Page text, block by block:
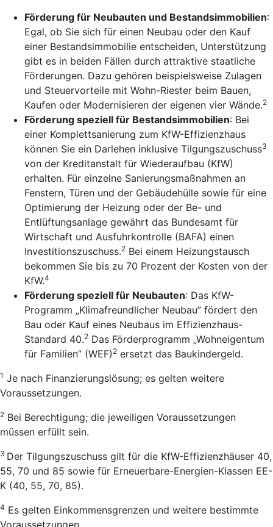
Förderung für Neubauten und Bestandsimmobilien:
Egal, ob Sie sich für einen Neubau oder den Kauf
einer Bestandsimmobilie entscheiden, Unterstützung
gibt es in beiden Fällen durch attraktive staatliche
Förderungen. Dazu gehören beispielsweise Zulagen
und Steuervorteile mit Wohn-Riester beim Bauen,
Kaufen oder Modernisieren der eigenen vier Wände.2
Förderung speziell für Bestandsimmobilien: Bei
einer Komplettsanierung zum KfW-Effizienzhaus
können Sie ein Darlehen inklusive Tilgungszuschuss3
von der Kreditanstalt für Wiederaufbau (KfW)
erhalten. Für einzelne Sanierungsmaßnahmen an
Fenstern, Türen und der Gebäudehülle sowie für eine
Optimierung der Heizung oder der Be- und
Entlüftungsanlage gewährt das Bundesamt für
Wirtschaft und Ausfuhrkontrolle (BAFA) einen
Investitionszuschuss.2 Bei einem Heizungstausch
bekommen Sie bis zu 70 Prozent der Kosten von der
KfW.4
Förderung speziell für Neubauten: Das KfW-
Programm „Klimafreundlicher Neubau” fördert den
Bau oder Kauf eines Neubaus im Effizienzhaus-
Standard 40.2 Das Förderprogramm „Wohneigentum
für Familien” (WEF) 2 ersetzt das Baukindergeld.
1 Je nach Finanzierungslösung; es gelten weitere
Voraussetzungen.
2 Bei Berechtigung; die jeweiligen Voraussetzungen
müssen erfüllt sein.
3 Der Tilgungszuschuss gilt für die KfW-Effizienzhäuser 40,
55, 70 und 85 sowie für Erneuerbare-Energien-Klassen EE-
K (40, 55, 70, 85).
4 Es gelten Einkommensgrenzen und weitere bestimmte